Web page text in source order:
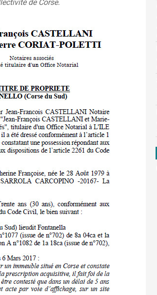
de Corse.